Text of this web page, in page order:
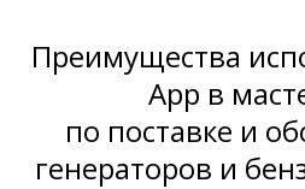
Преимущества
App в
по поставке и
генераторов и